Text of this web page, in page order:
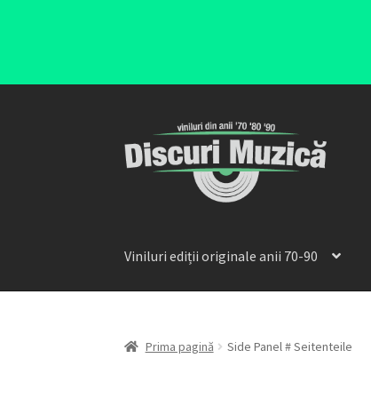
Viniluri ediții originale anii 70-90
Prima pagină Side Panel # Seitenteile